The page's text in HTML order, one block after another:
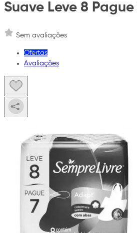
Suave Leve 8
Sem avaliações
Ofertas
Avaliações